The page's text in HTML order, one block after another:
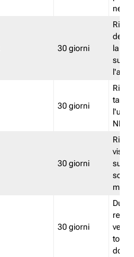
30 giorni
la
30 giorni
NL
30 giorni
visto
30 giorni
torna
dopo